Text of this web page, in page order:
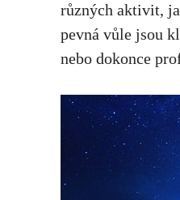
různých aktivit,
pevná vůle ​jsou⁣
nebo dokonce